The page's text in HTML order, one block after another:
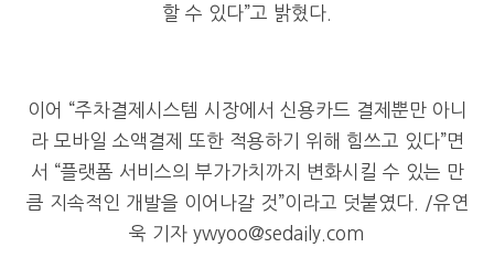
할 수 있다”고 밝혔다
이어 “주차결제시스템 시장에서 신용카드 결제뿐만 아니
라 모바일 소액결제 또한 적용하기 위해 힘쓰고 있다”면
서 “플랫폼 서비스의 부가가치까지 변화시킬 수 있는 만
큼 지속적인 개발을 이어나갈 것”이라고 덧붙였다. /유연
욱 기자 ywyoo@sedaily.com